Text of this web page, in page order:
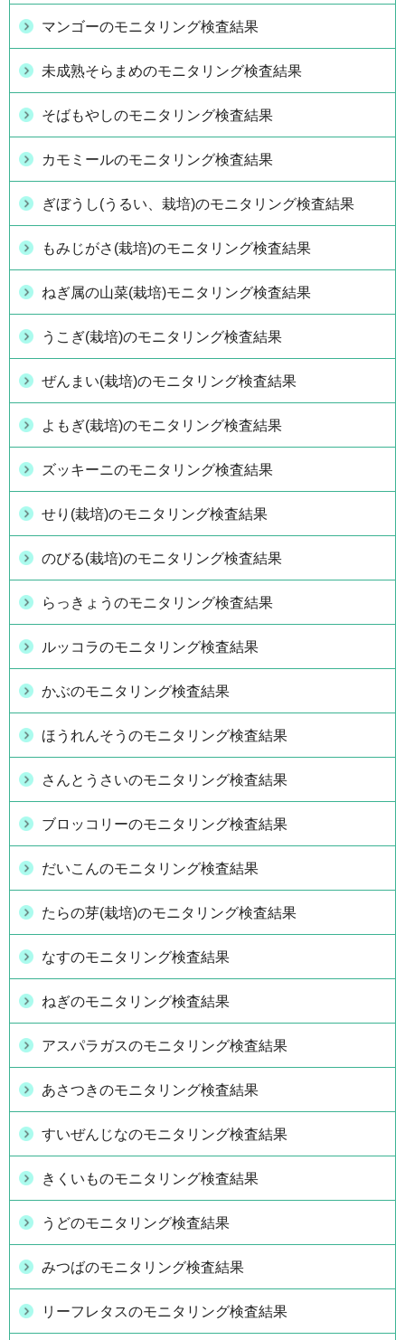
マンゴーのモニタリング検査結果
未成熟そらまめのモニタリング検査結果
そばもやしのモニタリング検査結果
カモミールのモニタリング検査結果
ぎぼうし(うるい、栽培)のモニタリング検査結果
もみじがさ(栽培)のモニタリング検査結果
ねぎ属の山菜(栽培)モニタリング検査結果
うこぎ(栽培)のモニタリング検査結果
ぜんまい(栽培)のモニタリング検査結果
よもぎ(栽培)のモニタリング検査結果
ズッキーニのモニタリング検査結果
せり(栽培)のモニタリング検査結果
のびる(栽培)のモニタリング検査結果
らっきょうのモニタリング検査結果
ルッコラのモニタリング検査結果
かぶのモニタリング検査結果
ほうれんそうのモニタリング検査結果
さんとうさいのモニタリング検査結果
ブロッコリーのモニタリング検査結果
だいこんのモニタリング検査結果
たらの芽(栽培)のモニタリング検査結果
なすのモニタリング検査結果
ねぎのモニタリング検査結果
アスパラガスのモニタリング検査結果
あさつきのモニタリング検査結果
すいぜんじなのモニタリング検査結果
きくいものモニタリング検査結果
うどのモニタリング検査結果
みつばのモニタリング検査結果
リーフレタスのモニタリング検査結果